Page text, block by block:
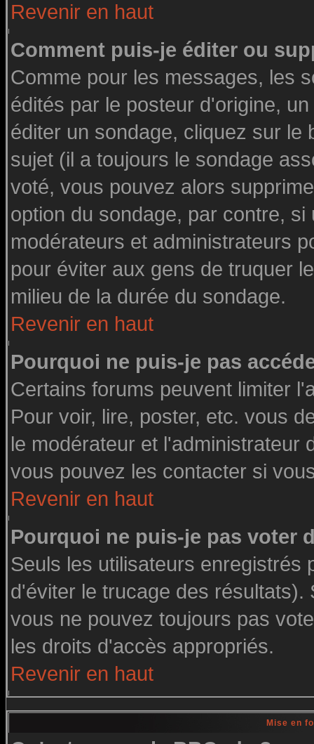
Revenir en haut
Comment puis-je éditer ou
Comme pour les messages, les
édités par le posteur d'origine,
éditer un sondage, cliquez sur le
sujet (il a toujours le sondage
voté, vous pouvez alors
option du sondage, par contre,
modérateurs et administrateurs
pour éviter aux gens de truquer
milieu de la durée du sondage.
Revenir en haut
Pourquoi ne puis-je pas
Certains forums peuvent limiter
Pour voir, lire, poster, etc. vous
le modérateur et l'administrateur
vous pouvez les contacter si
Revenir en haut
Pourquoi ne puis-je pas voter
Seuls les utilisateurs enregistrés
d'éviter le trucage des
vous ne pouvez toujours pas
les droits d'accès appropriés.
Revenir en haut
Mise en